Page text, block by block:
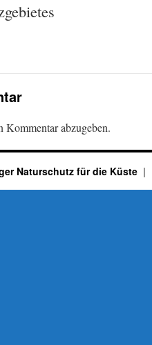
Kommentar abzugeben.
Naturschutz für die Küste